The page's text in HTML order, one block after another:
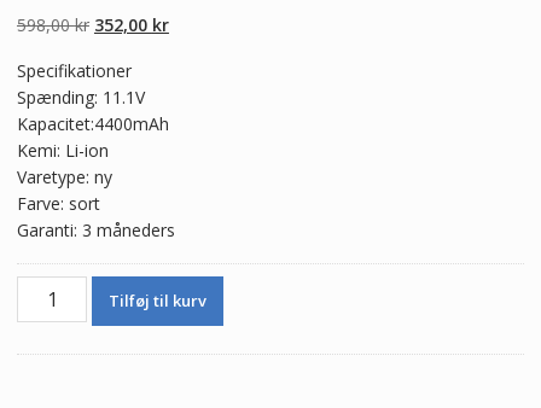
baseret på
kundebedømme
598,00kr Den
pris
var:
598,00 kr.
352,00 krDen
352,00 kr.
Specifikationer
Spænding: 11.1V
Kapacitet:4400mAh
Kemi: Li-ion
Varetype: ny
Farve: sort
Garanti: 3 måneders
Batteri
Tilføj til kurv